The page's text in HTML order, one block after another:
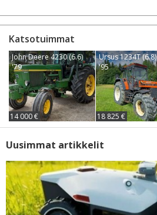
Katsotuimmat
John Deere 4230 (6.6)
'79
14 000 €
Ursus 1234T (6.8)
'95
18 825 €
Uusimmat artikkelit